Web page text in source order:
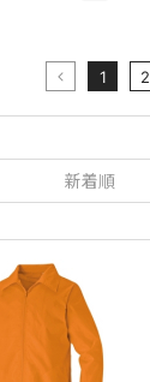
1 2
新着順